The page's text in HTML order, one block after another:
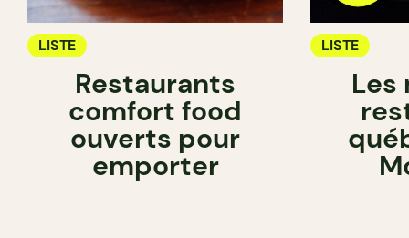
LISTE
Restaurants
comfort food
ouverts pour
emporter
LISTE
Les